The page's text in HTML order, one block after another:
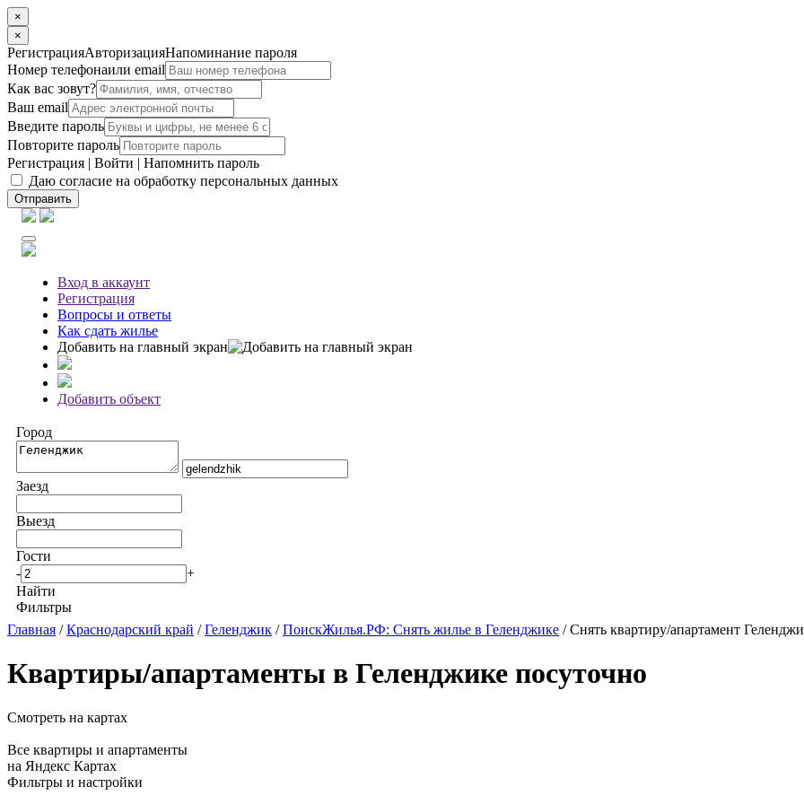
×
×
РегистрацияАвторизацияНапоминание пароля
Номер телефонаили email
Как вас зовут?
Ваш email
Введите пароль
Повторите пароль
Регистрация | Войти | Напомнить пароль
Даю согласие на обработку персональных данных
Отправить
Вход в аккаунт
Регистрация
Вопросы и ответы
Как сдать жилье
Добавить на главный экран
Добавить объект
Город
Заезд
Выезд
Гости
-
+
Найти
Фильтры
Главная /Краснодарский край /Геленджик /ПоискЖилья.РФ: Снять жилье в Геленджике / Снять квартиру/апартамент
Квартиры/апартаменты в Геленджике посуточно
Смотреть на картах
Все квартиры и апартаменты
на Яндекс Картах
Фильтры и настройки